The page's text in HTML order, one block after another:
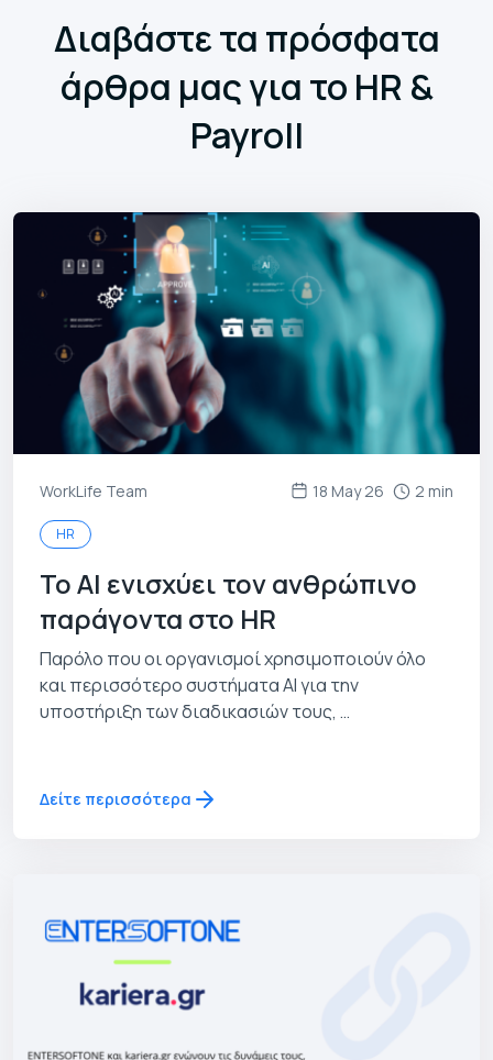
Διαβάστε τα πρόσφατα
άρθρα μας για το HR &
Payroll
WorkLife Team 18 May 26 2 min
HR
Το ΑΙ ενισχύει τον ανθρώπινο
παράγοντα στο HR
Παρόλο που οι οργανισμοί χρησιμοποιούν όλο
και περισσότερο συστήματα ΑΙ για την
υποστήριξη των διαδικασιών τους, …
Δείτε περισσότερα